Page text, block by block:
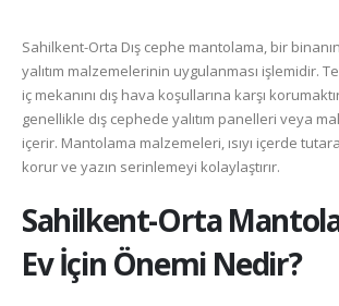
Sahilkent-Orta Dış cephe mantolama, bir
yalıtım malzemelerinin uygulanması işlemidir.
iç mekanını dış hava koşullarına karşı
genellikle dış cephede yalıtım panelleri veya
içerir. Mantolama malzemeleri, ısıyı içerde tutarak
korur ve yazın serinlemeyi kolaylaştırır.
Sahilkent-Orta
Ev İçin Önemi Nedir?